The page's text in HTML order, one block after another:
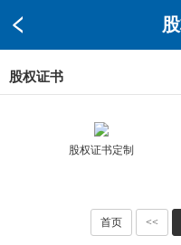
股权证书
股权证书定制
首页 <<